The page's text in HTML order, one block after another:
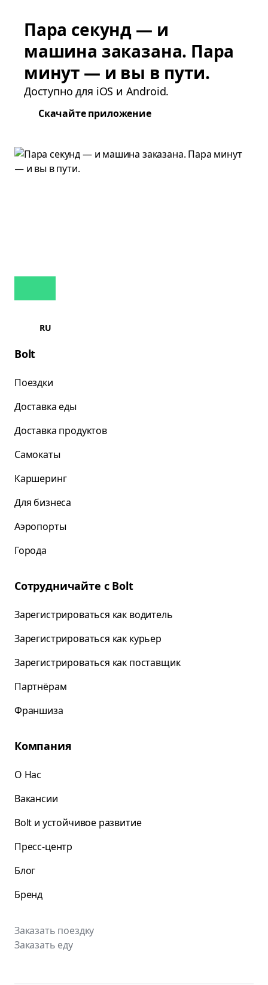
Пара секунд — и
машина заказана. Пара
минут — и вы в пути.
Доступно для iOS и Android.
Скачайте приложение
RU
Bolt
Поездки
Доставка еды
Доставка продуктов
Самокаты
Каршеринг
Для бизнеса
Аэропорты
Города
Сотрудничайте с Bolt
Зарегистрироваться как водитель
Зарегистрироваться как курьер
Зарегистрироваться как поставщик
Партнёрам
Франшиза
Компания
О Нас
Вакансии
Bolt и устойчивое развитие
Пресс-центр
Блог
Бренд
Заказать поездку
Заказать еду